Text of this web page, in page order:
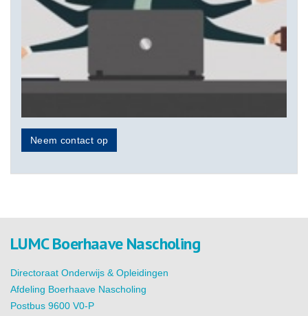
Neem contact op
LUMC Boerhaave Nascholing
Directoraat Onderwijs & Opleidingen
Afdeling Boerhaave Nascholing
Postbus 9600 V0-P